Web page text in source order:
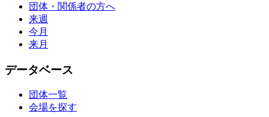
団体・関係者の方へ
来週
今月
来月
データベース
団体一覧
会場を探す